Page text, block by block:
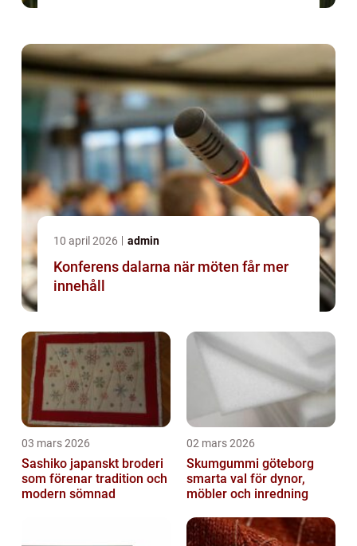
10 april 2026 admin
Konferens dalarna när möten får mer
innehåll
03 mars 2026
Sashiko japanskt broderi
som förenar tradition och
modern sömnad
02 mars 2026
Skumgummi göteborg
smarta val för dynor,
möbler och inredning